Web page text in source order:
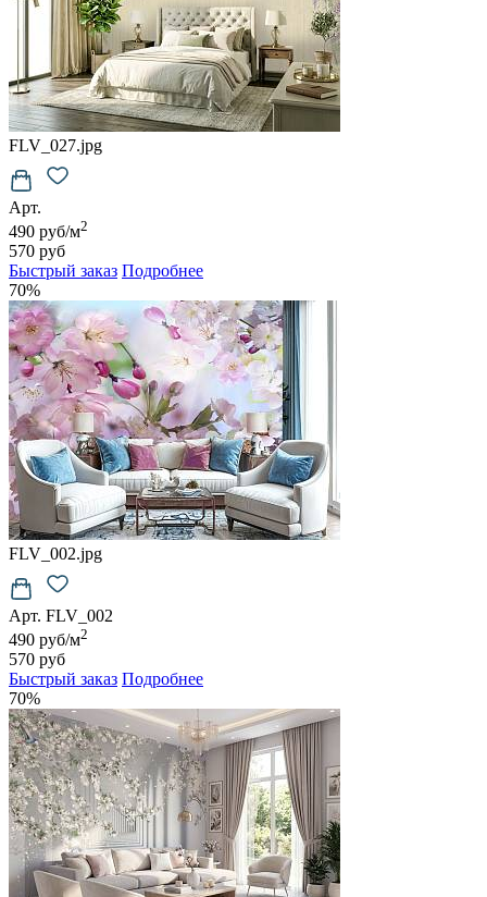
FLV_027.jpg
Арт.
490 руб/м2
570 руб
Быстрый заказ Подробнее
70%
FLV_002.jpg
Арт. FLV_002
490 руб/м2
570 руб
Быстрый заказ Подробнее
70%